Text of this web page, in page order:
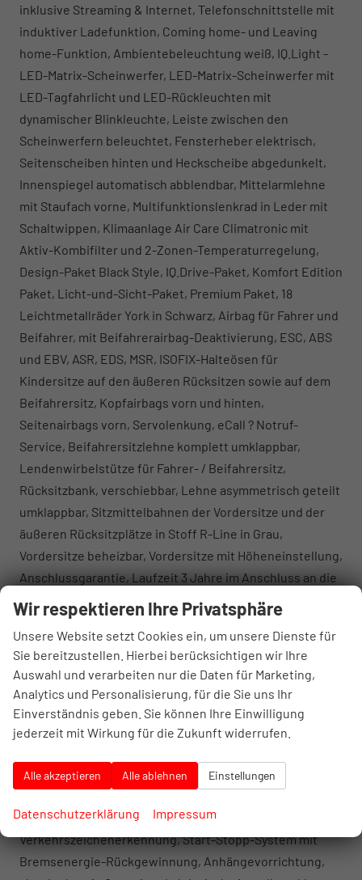
inklusive Streaming & Internet, Telefonschnittstelle mit
induktiver Ladefunktion, Coming home- und Leaving
home-Funktion, Ambientebeleuchtung weiß, IQ.Light -
LED-Matrix-Scheinwerfer, LED-Matrix-Scheinwerfer mit
LED-Tagfahrlicht und LED-Rückleuchten mit
dynamischer Blinkleuchte, Leiste zwischen den
Scheinwerfern beleuchtet, Fensterheber elektrisch,
Seitenscheiben hinten und Heckscheibe abgedunkelt,
Innenspiegel automatisch abblendbar, Mittelarmlehne
mit Staufach vorne, Multifunktionslenkrad in Leder mit
Schaltwippen, Klimaanlage Air Care Climatronic mit
Aktiv-Kombifilter und 2-Zonen-Temperaturregelung,
Design-Paket Black Style, IQ.Drive-Paket, Komfort Edition
Paket, Licht-und-Sicht-Paket, Premium Paket, 18
Leichtmetallräder York in Schwarz, Airbag für Fahrer und
Beifahrer, mit Beifahrerairbag-Deaktivierung, ESC, ABS
und EBV, ASR, EDS, MSR, ISOFIX-Halteösen für
Kindersitze auf den äußeren Rücksitzen sowie auf dem
Beifahrersitz, Kopfairbags vorn und hinten,
Seitenairbags vorn, Servolenkung, eCall ? Notruf-
Service, Beifahrersitzlehne komplett umklappbar,
Lendenwirbelstütze für Fahrer- / Beifahrersitz,
Rücksitzbank, verschiebbar, Lehne asymmetrisch geteilt
umklappbar, Sitzmittelbahnen der Vordersitze und der
äußeren Rücksitzplätze in Stoff R-Line in Grau,
Vordersitze beheizbar, Vordersitze mit Höheneinstellung,
Anschlussgarantie, Laufzeit 3 Jahre im Anschluss an die
Herstellergarantie, maximale Gesamtlaufleistung 100
000 km, Automatische Distanzregelung ACC,
Berganfahrassistent, Digital Cockpit Pro, Dynamischer
Fernlichtassistent Dynamic Light Assist, Einparkhilfe -
Heckbereich, Fahrassistent Travel Assist und
Spurhalteassistent Lane Assist, Müdigkeitserkennung,
Reifenkontrollanzeige, Rückfahrkamera Rear Assist,
Access, Spurwechselassistent Side Assist,
Verkehrszeichenerkennung, Start-Stopp-System mit
Bremsenergie-Rückgewinnung, Anhängevorrichtung,
Wir respektieren Ihre Privatsphäre
Unsere Website setzt Cookies ein, um unsere Dienste für
Sie bereitzustellen. Hierbei berücksichtigen wir Ihre
Auswahl und verarbeiten nur die Daten für Marketing,
Analytics und Personalisierung, für die Sie uns Ihr
Einverständnis geben. Sie können Ihre Einwilligung
jederzeit mit Wirkung für die Zukunft widerrufen.
Alle akzeptieren Alle ablehnen Einstellungen
Datenschutzerklärung Impressum